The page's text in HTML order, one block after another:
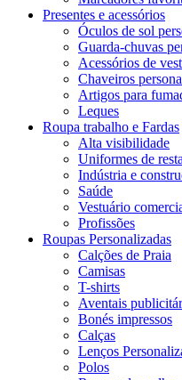
Presentes e acessórios
Óculos de sol
Guarda-chuvas
Acessórios de
Chaveiros
Artigos para
Leques
Roupa trabalho e Fardas
Alta visibilidade
Uniformes de
Indústria e
Saúde
Vestuário
Profissões
Roupas Personalizadas
Calções de Praia
Camisas
T-shirts
Aventais
Bonés impressos
Calças
Lenços
Polos